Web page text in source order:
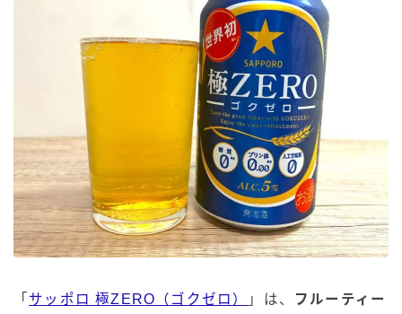
「 サッポロ 極ZERO（ゴクゼロ） 」は、
フルーティー